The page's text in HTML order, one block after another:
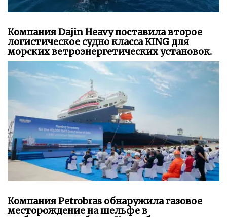
Компания Dajin Heavy поставила второе
логистическое судно класса KING для
морских ветроэнергетических установок.
Компания Petrobras обнаружила газовое
месторождение на шельфе в